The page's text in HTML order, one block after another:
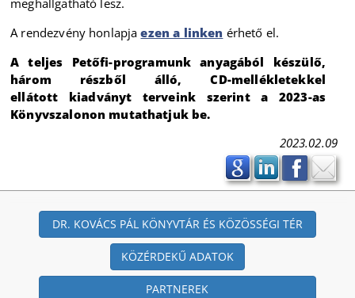
meghallgatható lesz.
A rendezvény honlapjaezen a linken érhető el.
A teljes Petőfi-programunk anyagából készülő,
három részből álló, CD-mellékletekkel
ellátott kiadványt terveink szerint a 2023-as
Könyvszalonon mutathatjuk be.
2023.02.09
DR. KOVÁCS PÁL KÖNYVTÁR ÉS KÖZÖSSÉGI TÉR
KÖZÉRDEKŰ ADATOK
PARTNEREK